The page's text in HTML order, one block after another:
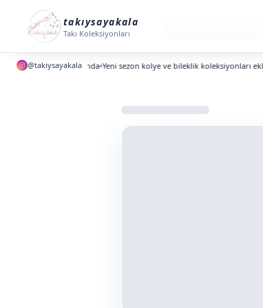
takıysayakala
Takı Koleksiyonları
@takiysayakala
yayında Yeni sezon kolye ve bileklik koleksiyonları eklendi